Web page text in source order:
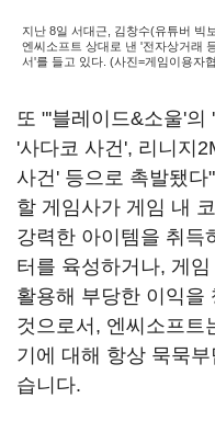
지난 8일 서대근, 김창수(유튜버 빅
엔씨소프트 상대로 낸 '전자상거래
서'를 들고 있다. (사진=게임이용자
또 "'블레이드&소울'의
'사다코 사건', 리니지
사건' 등으로 촉발됐
할 게임사가 게임 내
강력한 아이템을 취득
터를 육성하거나, 게
활용해 부당한 이익을
것으로서, 엔씨소프트
기에 대해 항상 묵묵
습니다.